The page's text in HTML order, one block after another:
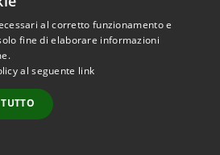
© 2026 • Comune di Taino • Powered
al corretto funzionamento e
fine di elaborare informazioni
al seguente link